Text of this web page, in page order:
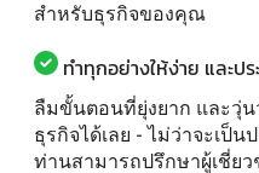
สำหรับธุรกิจของคุณ
ทำทุกอย่างให้ง่าย และป
ลืมขั้นตอนที่ยุ่งยาก และวุ่
ธุรกิจได้เลย - ไม่ว่าจะเป็
ท่านสามารถปรึกษาผู้เชี่ย